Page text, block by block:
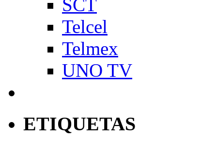
SCT
Telcel
Telmex
UNO TV
ETIQUETAS